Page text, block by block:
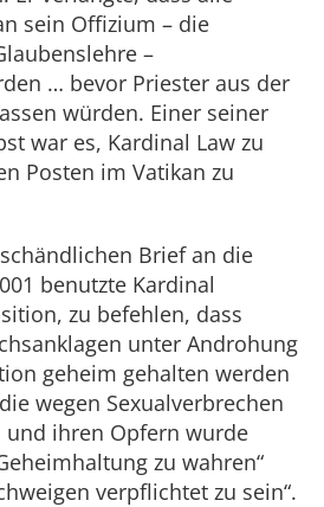
sein Offizium – die
–
… bevor Priester aus der
würden. Einer seiner
war es, Kardinal Law zu
Posten im Vatikan zu
Brief an die
benutzte Kardinal
zu befehlen, dass
unter Androhung
geheim gehalten werden
wegen Sexualverbrechen
und ihren Opfern wurde
zu wahren“
verpflichtet zu sein“.